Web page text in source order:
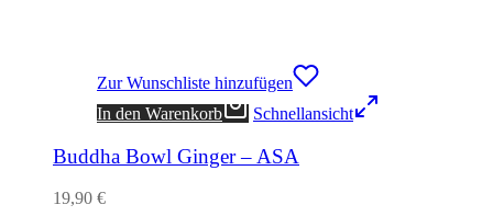
Zur Wunschliste hinzufügen
In den Warenkorb
Schnellansicht
Buddha Bowl Ginger – ASA
19,90 €